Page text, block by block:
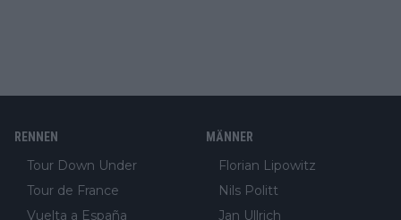
RENNEN
Tour Down Under
Tour de France
Vuelta a España
MÄNNER
Florian Lipowitz
Nils Politt
Jan Ullrich